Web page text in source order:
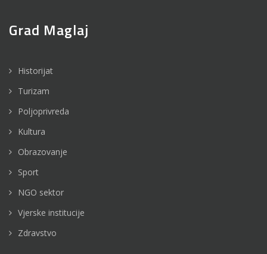
Grad Maglaj
Historijat
Turizam
Poljoprivreda
Kultura
Obrazovanje
Sport
NGO sektor
Vjerske institucije
Zdravstvo